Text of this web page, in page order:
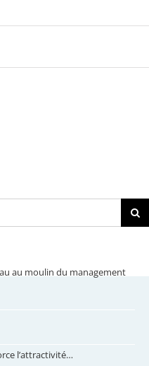
au moulin du management
l’attractivité…